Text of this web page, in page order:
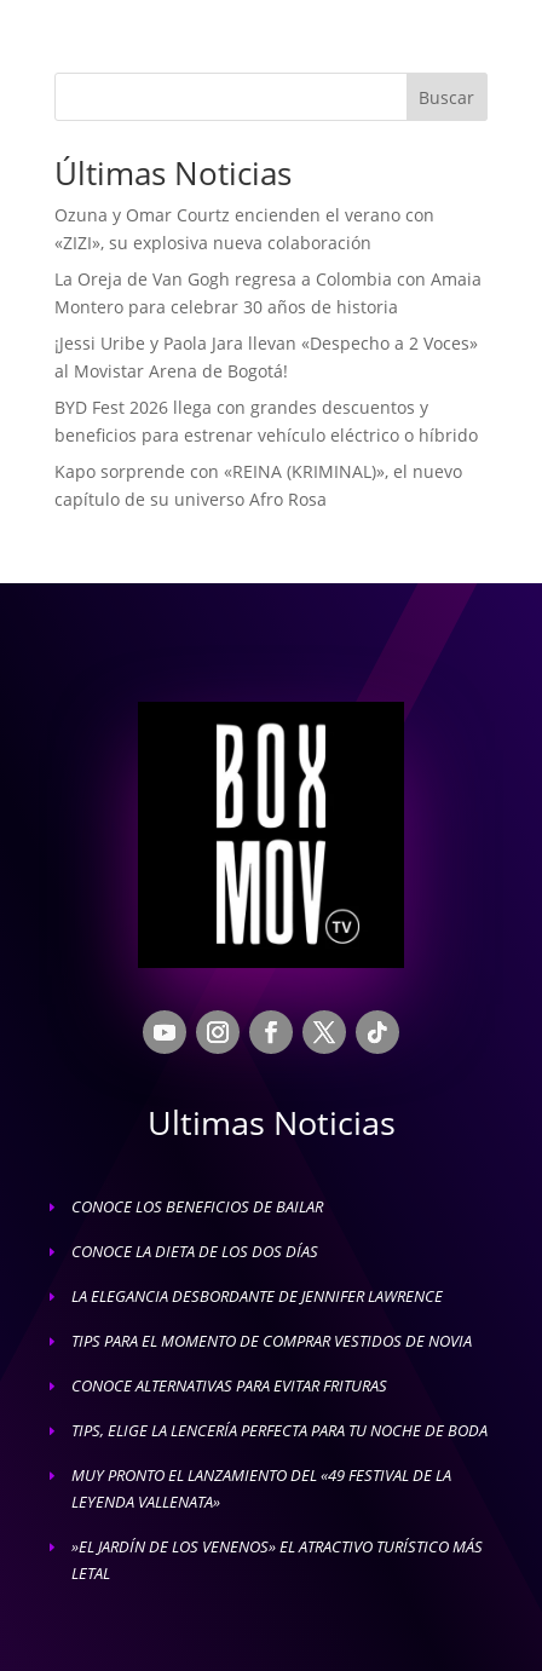
Buscar
Últimas Noticias
Ozuna y Omar Courtz encienden el verano con
«ZIZI», su explosiva nueva colaboración
La Oreja de Van Gogh regresa a Colombia con Amaia
Montero para celebrar 30 años de historia
¡Jessi Uribe y Paola Jara llevan «Despecho a 2 Voces»
al Movistar Arena de Bogotá!
BYD Fest 2026 llega con grandes descuentos y
beneficios para estrenar vehículo eléctrico o híbrido
Kapo sorprende con «REINA (KRIMINAL)», el nuevo
capítulo de su universo Afro Rosa
Ultimas Noticias
E CONOCE LOS BENEFICIOS DE BAILAR
E CONOCE LA DIETA DE LOS DOS DÍAS
E LA ELEGANCIA DESBORDANTE DE JENNIFER LAWRENCE
E TIPS PARA EL MOMENTO DE COMPRAR VESTIDOS DE NOVIA
E CONOCE ALTERNATIVAS PARA EVITAR FRITURAS
E TIPS, ELIGE LA LENCERÍA PERFECTA PARA TU NOCHE DE BODA
E
MUY PRONTO EL LANZAMIENTO DEL «49 FESTIVAL DE LA
LEYENDA VALLENATA»
E
»EL JARDÍN DE LOS VENENOS» EL ATRACTIVO TURÍSTICO MÁS
LETAL